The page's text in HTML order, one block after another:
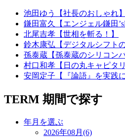
池田ゆう【社長のおしゃれ】
鎌田富久【エンジェル鎌田
北尾吉孝【世相を斬る！】
鈴木康弘【デジタルシフト
孫泰蔵【孫泰蔵のシリコン
村口和孝【日の丸キャピタ
安岡定子【『論語』を実践
TERM 期間で探す
年月を選ぶ
2026年08月(6)